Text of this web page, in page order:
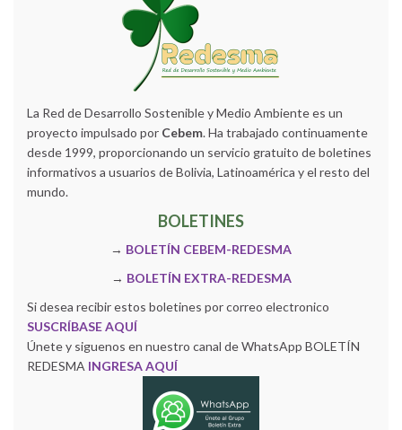
La Red de Desarrollo Sostenible y Medio Ambiente es un
proyecto impulsado por Cebem. Ha trabajado continuamente
desde 1999, proporcionando un servicio gratuito de boletines
informativos a usuarios de Bolivia, Latinoamérica y el resto del
mundo.
BOLETINES
→ BOLETÍN CEBEM-REDESMA
→ BOLETÍN EXTRA-REDESMA
Si desea recibir estos boletines por correo electronico
SUSCRÍBASE AQUÍ
Únete y siguenos en nuestro canal de WhatsApp BOLETÍN
REDESMA INGRESA AQUÍ